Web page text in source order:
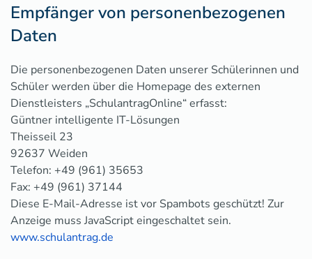
Empfänger von personenbezogenen
Daten
Die personenbezogenen Daten unserer Schülerinnen und
Schüler werden über die Homepage des externen
Dienstleisters „SchulantragOnline“ erfasst:
Güntner intelligente IT-Lösungen
Theisseil 23
92637 Weiden
Telefon: +49 (961) 35653
Fax: +49 (961) 37144
Diese E-Mail-Adresse ist vor Spambots geschützt! Zur
Anzeige muss JavaScript eingeschaltet sein.
www.schulantrag.de